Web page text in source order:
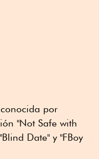
conocida por
"Not Safe with
Date" y "FBoy